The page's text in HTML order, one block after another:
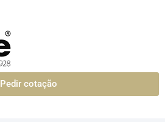
Pedir cotação